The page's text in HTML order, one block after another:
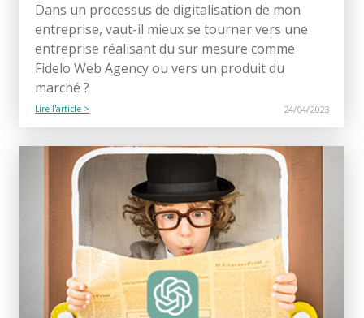
Dans un processus de digitalisation de mon
entreprise, vaut-il mieux se tourner vers une
entreprise réalisant du sur mesure comme
Fidelo Web Agency ou vers un produit du
marché ?
Lire l'article > 24/04/2023